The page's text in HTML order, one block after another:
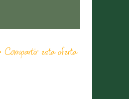
Compartir esta oferta